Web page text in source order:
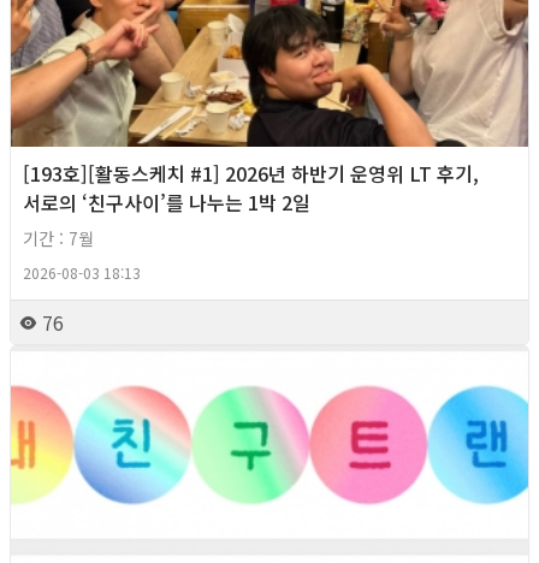
[193호][활동스케치 #1] 2026년 하반기 운영위 LT 후기,
서로의 ‘친구사이’를 나누는 1박 2일
기간 : 7월
2026-08-03 18:13
76